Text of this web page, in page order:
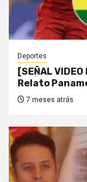
Deportes
[SEÑAL
Relato
7 meses atrás